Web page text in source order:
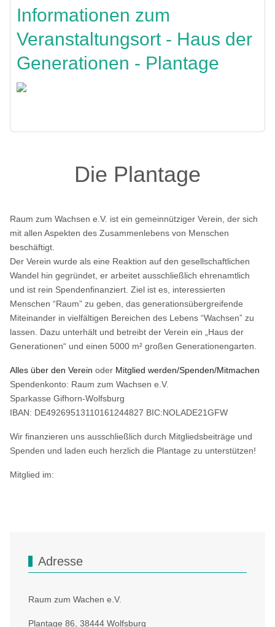
Informationen zum
Veranstaltungsort - Haus der
Generationen - Plantage
Die Plantage
Raum zum Wachsen e.V. ist ein gemeinnütziger Verein, der sich
mit allen Aspekten des Zusammenlebens von Menschen
beschäftigt.
Der Verein wurde als eine Reaktion auf den gesellschaftlichen
Wandel hin gegründet, er arbeitet ausschließlich ehrenamtlich
und ist rein Spendenfinanziert. Ziel ist es, interessierten
Menschen “Raum” zu geben, das generationsübergreifende
Miteinander in vielfältigen Bereichen des Lebens “Wachsen” zu
lassen. Dazu unterhält und betreibt der Verein ein „Haus der
Generationen“ und einen 5000 m² großen Generationengarten.
Alles über den Verein oder Mitglied werden/Spenden/Mitmachen
Spendenkonto: Raum zum Wachsen e.V.
Sparkasse Gifhorn-Wolfsburg
IBAN: DE49269513110161244827 BIC:NOLADE21GFW
Wir finanzieren uns ausschließlich durch Mitgliedsbeiträge und
Spenden und laden euch herzlich die Plantage zu unterstützen!
Mitglied im:
Adresse
Raum zum Wachen e.V.
Plantage 86, 38444 Wolfsburg